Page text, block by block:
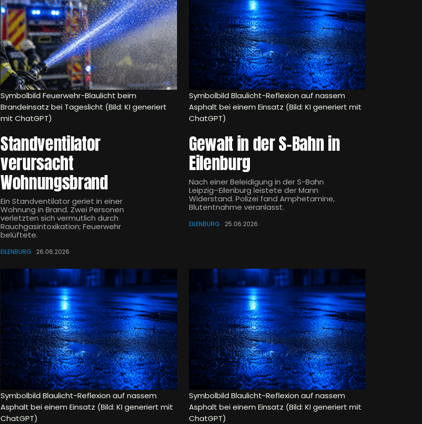
Symbolbild Feuerwehr-Blaulicht beim
Brandeinsatz bei Tageslicht (Bild: KI generiert
mit ChatGPT)
Standventilator
verursacht
Wohnungsbrand
Ein Standventilator geriet in einer
Wohnung in Brand. Zwei Personen
verletzten sich vermutlich durch
Rauchgasintoxikation; Feuerwehr
belüftete.
EILENBURG 26.06.2026
Symbolbild Blaulicht-Reflexion auf nassem
Asphalt bei einem Einsatz (Bild: KI generiert mit
ChatGPT)
Gewalt in der S-Bahn in
Eilenburg
Nach einer Beleidigung in der S-Bahn
Leipzig–Eilenburg leistete der Mann
Widerstand. Polizei fand Amphetamine,
Blutentnahme veranlasst.
EILENBURG 25.06.2026
Symbolbild Blaulicht-Reflexion auf nassem
Asphalt bei einem Einsatz (Bild: KI generiert mit
ChatGPT)
Symbolbild Blaulicht-Reflexion auf nassem
Asphalt bei einem Einsatz (Bild: KI generiert mit
ChatGPT)